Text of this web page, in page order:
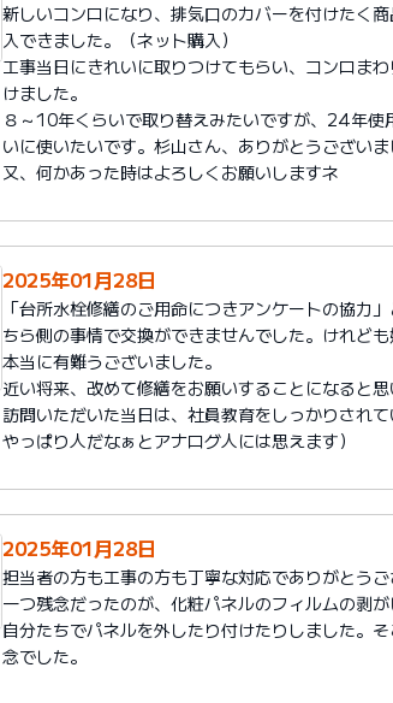
新しいコンロになり、排気口のカバーを付けたく
入できました。（ネット購入）
工事当日にきれいに取りつけてもらい、コンロま
けました。
８～10年くらいで取り替えみたいですが、24年
いに使いたいです。杉山さん、ありがとうございま
又、何かあった時はよろしくお願いしますネ
2025年01月28日
「台所水栓修繕のご用命につきアンケートの協力
ちら側の事情で交換ができませんでした。けれど
本当に有難うございました。
近い将来、改めて修繕をお願いすることになると
訪問いただいた当日は、社員教育をしっかりされ
やっぱり人だなぁとアナログ人には思えます）
2025年01月28日
担当者の方も工事の方も丁寧な対応でありがとうご
一つ残念だったのが、化粧パネルのフィルムの剥
自分たちでパネルを外したり付けたりしました。
念でした。